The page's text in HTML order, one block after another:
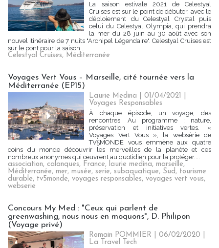
La saison estivale 2021 de Celestyal
Cruises est sur le point de débuter, avec le
déploiement du Celestyal Crystal puis
celui du Celestyal Olympia, qui prendra
la mer du 28 juin au 30 août avec son
nouvel itinéraire de 7 nuits "Archipel Légendaire". Celestyal Cruises est
sur le pont pour la saison...
Celestyal Cruises, Méditerranée
Voyages Vert Vous – Marseille, cité tournée vers la
Méditerranée (EP15)
Laurie Medina | 01/04/2021
Voyages Responsables
À chaque épisode, un voyage, des
rencontres. Au programme : nature,
préservation et initiatives vertes. «
Voyages Vert Vous », la websérie de
TV5MONDE vous emmène aux quatre
coins du monde découvrir les merveilles de la planète et ces
nombreux anonymes qui œuvrent au quotidien pour la protéger....
association, calanques, France, laurie medina, marseille,
Méditerranée, mer, musée, serie, subaquatique, Sud, tourisme
durable, tv5monde, voyages responsables, voyages vert vous,
webserie
Concours My Med : "Ceux qui parlent de
greenwashing, nous nous en moquons", D. Philipon
(Voyage privé)
Romain POMMIER | 06/02/2020
La Travel Tech